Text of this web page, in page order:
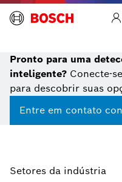
Pronto para uma
inteligente? Conecte-
para descobrir suas
Entre em contato
Setores da indústria